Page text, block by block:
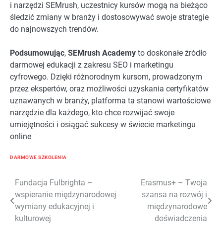
i narzędzi SEMrush, uczestnicy kursów mogą na bieżąco
śledzić zmiany w branży i dostosowywać swoje strategie
do najnowszych trendów.
Podsumowując, SEMrush Academy to doskonałe źródło
darmowej edukacji z zakresu SEO i marketingu
cyfrowego. Dzięki różnorodnym kursom, prowadzonym
przez ekspertów, oraz możliwości uzyskania certyfikatów
uznawanych w branży, platforma ta stanowi wartościowe
narzędzie dla każdego, kto chce rozwijać swoje
umiejętności i osiągać sukcesy w świecie marketingu
online
DARMOWE SZKOLENIA
Nawigacja
wpisu
Fundacja Fulbrighta –
wspieranie międzynarodowej
wymiany edukacyjnej i
kulturowej
Erasmus+ – Twoja
szansa na rozwój i
międzynarodowe
doświadczenia